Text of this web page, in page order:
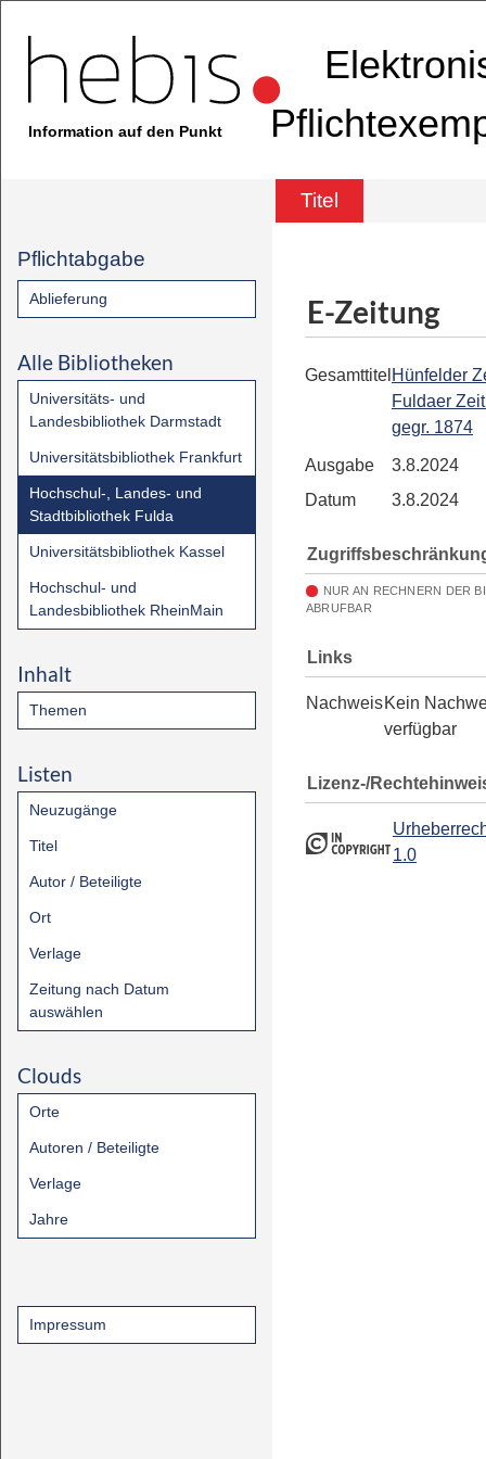
Information auf den Punkt
Titel
Pflichtabgabe
Ablieferung
Alle Bibliotheken
Universitäts- und
Landesbibliothek Darmstadt
Universitätsbibliothek Frankfurt
Hochschul-, Landes- und
Stadtbibliothek Fulda
Universitätsbibliothek Kassel
Hochschul- und
Landesbibliothek RheinMain
Inhalt
Themen
Listen
Neuzugänge
Titel
Autor / Beteiligte
Ort
Verlage
Zeitung nach Datum
auswählen
Clouds
Orte
Autoren / Beteiligte
Verlage
Jahre
Impressum
E-Zeitung
Gesamttitel Hünfelder
Fuldaer
gegr. 1874
Ausgabe
3.8.2024
Datum
3.8.2024
NUR AN RECHNERN DER
ABRUFBAR
Links
NachweisKein
verfügbar
Lizenz-/
1.0